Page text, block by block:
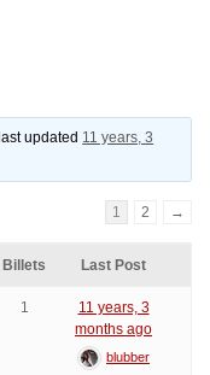
updated 11 years, 3
1 2 →
Billets Last Post
1
11 years, 3
months ago
blubber